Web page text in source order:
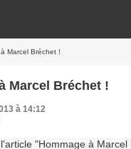
Marcel Bréchet !
Marcel Bréchet !
à 14:12